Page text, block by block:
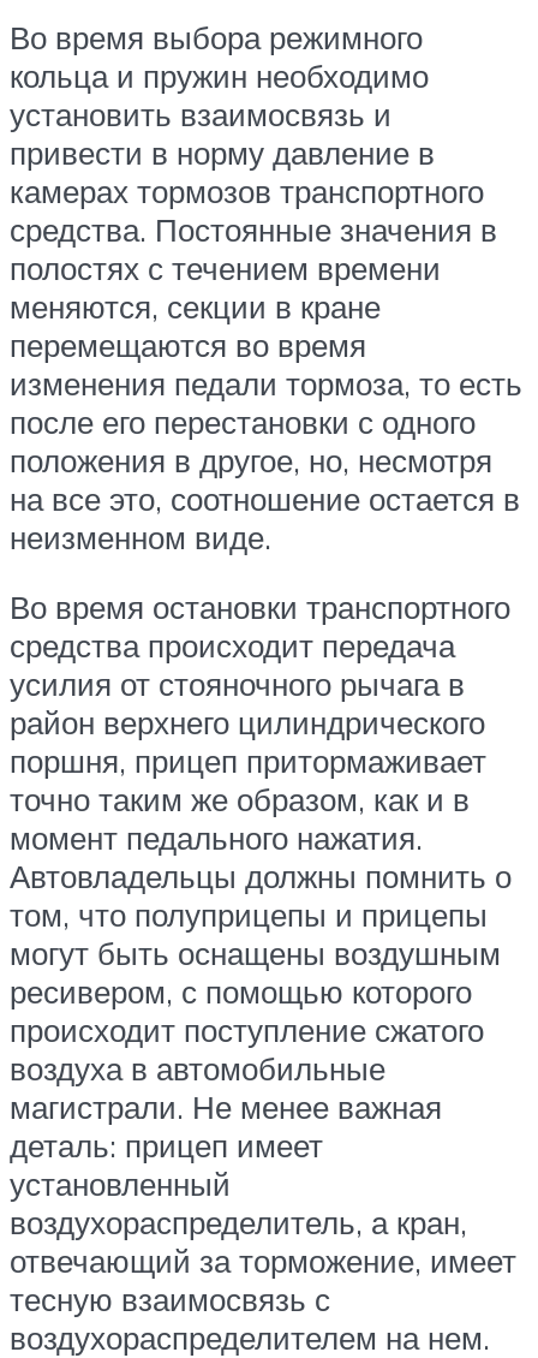
Во время выбора режимного
кольца и пружин необходимо
установить взаимосвязь и
привести в норму давление в
камерах тормозов транспортного
средства. Постоянные значения в
полостях с течением времени
меняются, секции в кране
перемещаются во время
изменения педали тормоза, то есть
после его перестановки с одного
положения в другое, но, несмотря
на все это, соотношение остается в
неизменном виде.
Во время остановки транспортного
средства происходит передача
усилия от стояночного рычага в
район верхнего цилиндрического
поршня, прицеп притормаживает
точно таким же образом, как и в
момент педального нажатия.
Автовладельцы должны помнить о
том, что полуприцепы и прицепы
могут быть оснащены воздушным
ресивером, с помощью которого
происходит поступление сжатого
воздуха в автомобильные
магистрали. Не менее важная
деталь: прицеп имеет
установленный
воздухораспределитель, а кран,
отвечающий за торможение, имеет
тесную взаимосвязь с
воздухораспределителем на нем.